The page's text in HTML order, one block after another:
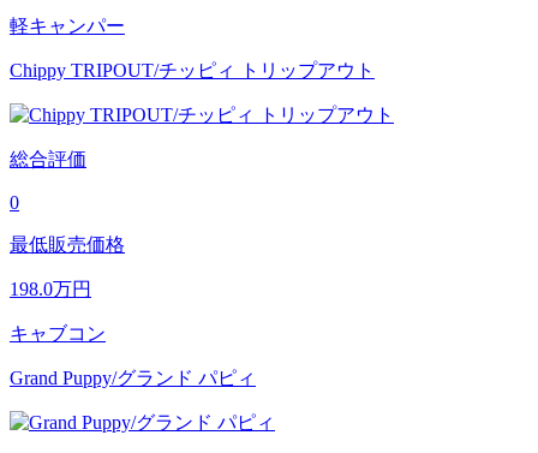
軽キャンパー
Chippy TRIPOUT/チッピィ トリップアウト
総合評価
0
最低販売価格
198.0万円
キャブコン
Grand Puppy/グランド パピィ